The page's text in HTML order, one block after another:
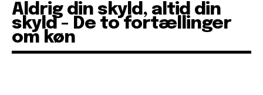
Aldrig din skyld, altid din
skyld - De to fortællinger
om køn